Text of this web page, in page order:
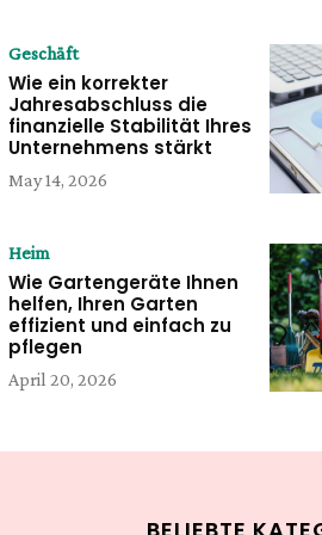
Geschäft
Wie ein korrekter
Jahresabschluss die
finanzielle Stabilität Ihres
Unternehmens stärkt
May 14, 2026
Heim
Wie Gartengeräte Ihnen
helfen, Ihren Garten
effizient und einfach zu
pflegen
April 20, 2026